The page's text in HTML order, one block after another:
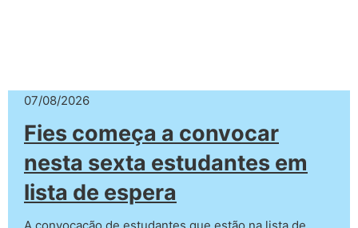
07/08/2026
Fies começa a convocar
nesta sexta estudantes em
lista de espera